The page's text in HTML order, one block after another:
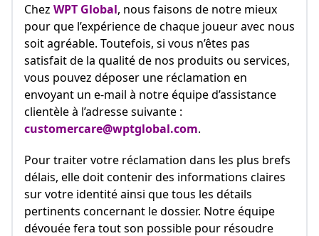
Chez WPT Global, nous faisons de notre mieux
pour que l’expérience de chaque joueur avec nous
soit agréable. Toutefois, si vous n’êtes pas
satisfait de la qualité de nos produits ou services,
vous pouvez déposer une réclamation en
envoyant un e-mail à notre équipe d’assistance
clientèle à l’adresse suivante :
customercare@wptglobal.com.
Pour traiter votre réclamation dans les plus brefs
délais, elle doit contenir des informations claires
sur votre identité ainsi que tous les détails
pertinents concernant le dossier. Notre équipe
dévouée fera tout son possible pour résoudre